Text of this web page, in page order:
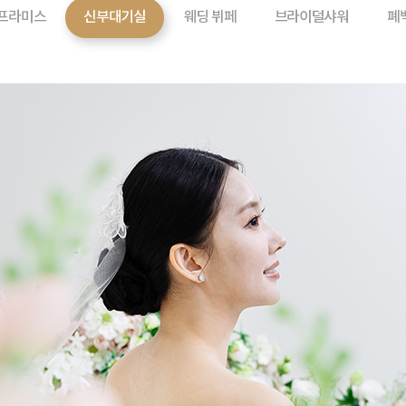
라미스 신부대기실 웨딩 뷔페 브라이덜샤워 폐